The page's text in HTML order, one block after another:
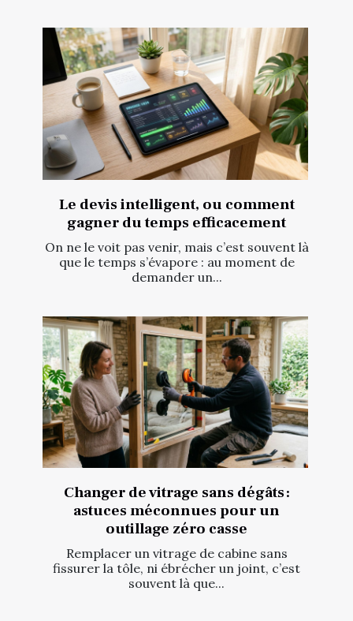
Le devis intelligent, ou comment
gagner du temps efficacement
On ne le voit pas venir, mais c’est souvent là
que le temps s’évapore : au moment de
demander un...
Changer de vitrage sans dégâts :
astuces méconnues pour un
outillage zéro casse
Remplacer un vitrage de cabine sans
fissurer la tôle, ni ébrécher un joint, c’est
souvent là que...